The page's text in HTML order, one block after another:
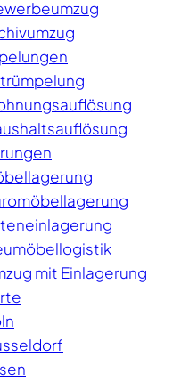
mit Einlagerung